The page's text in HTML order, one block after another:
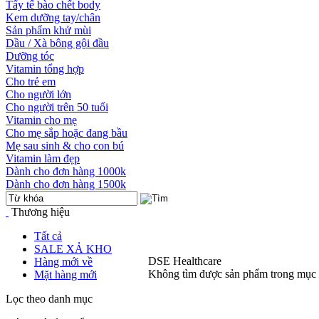
Tẩy tế bào chết body
Kem dưỡng tay/chân
Sản phẩm khử mùi
Dầu / Xà bông gội đầu
Dưỡng tóc
Vitamin tổng hợp
Cho trẻ em
Cho người lớn
Cho người trên 50 tuổi
Vitamin cho mẹ
Cho mẹ sắp hoặc đang bầu
Mẹ sau sinh & cho con bú
Vitamin làm đẹp
Dành cho đơn hàng 1000k
Dành cho đơn hàng 1500k
Thương hiệu
Tất cả
SALE XẢ KHO
Hàng mới về
Mặt hàng mới
Lọc theo danh mục
DSE Healthcare
Không tìm được sản phẩm trong mục